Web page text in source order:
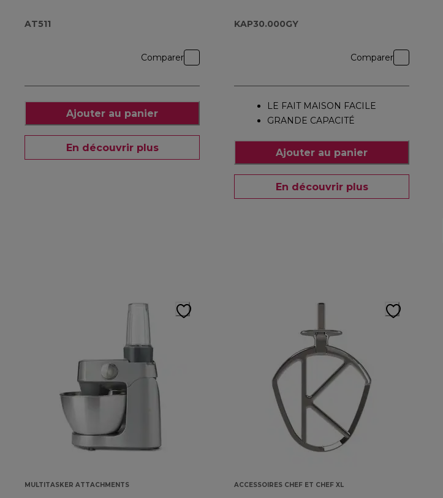
AT511
Comparer
Ajouter au panier
En découvrir plus
KAP30.000GY
Comparer
LE FAIT MAISON FACILE
GRANDE CAPACITÉ
Ajouter au panier
En découvrir plus
MULTITASKER ATTACHMENTS ACCESSOIRES CHEF ET CHEF XL